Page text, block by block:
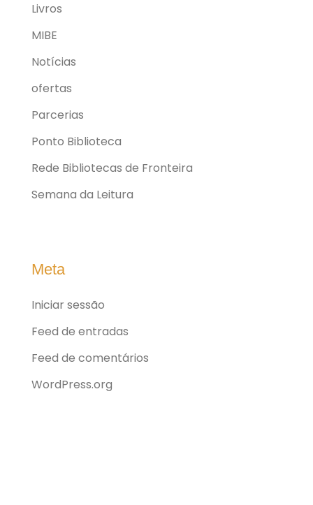
Livros
MIBE
Notícias
ofertas
Parcerias
Ponto Biblioteca
Rede Bibliotecas de Fronteira
Semana da Leitura
Meta
Iniciar sessão
Feed de entradas
Feed de comentários
WordPress.org